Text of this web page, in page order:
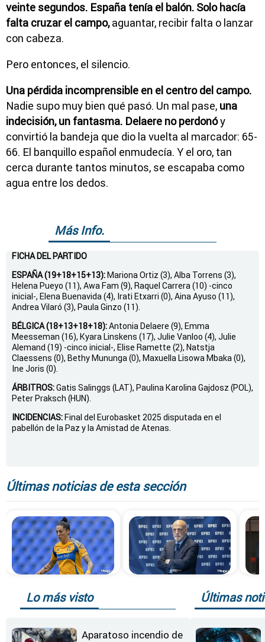
veinte segundos. España tenía el balón. Solo hacía
falta cruzar el campo,aguantar, recibir falta o lanzar
con cabeza.
Pero entonces, el silencio.
Una pérdida incomprensible en el centro del campo.
Nadie supo muy bien qué pasó. Un mal pase, una
indecisión, un fantasma. Delaere no perdonóy
convirtió la bandeja que dio la vuelta al marcador: 65-
66. El banquillo español enmudecía. Y el oro, tan
cerca durante tantos minutos, se escapaba como
agua entre los dedos.
Más Info.
FICHA DEL PARTIDO
ESPAÑA (19+18+15+13): Mariona Ortiz (3), Alba Torrens (3),
Helena Pueyo (11), Awa Fam (9), Raquel Carrera (10) -cinco
inicial-, Elena Buenavida (4), Irati Etxarri (0), Aina Ayuso (11),
Andrea Vilaró (3), Paula Ginzo (11).
BÉLGICA (18+13+18+18):Antonia Delaere (9), Emma
Meesseman (16), Kyara Linskens (17), Julie Vanloo (4), Julie
Alemand (19) -cinco inicial-, Elise Ramette (2), Natstja
Claessens (0), Bethy Mununga (0), Maxuella Lisowa Mbaka (0),
Ine Joris (0).
ÁRBITROS:Gatis Salinggs (LAT), Paulina Karolina Gajdosz (POL),
Peter Praksch (HUN).
INCIDENCIAS: Final del Eurobasket 2025 disputada en el
pabellón de la Paz y la Amistad de Atenas.
Últimas noticias de esta sección
Lo más visto
Aparatoso incendio de
Últimas